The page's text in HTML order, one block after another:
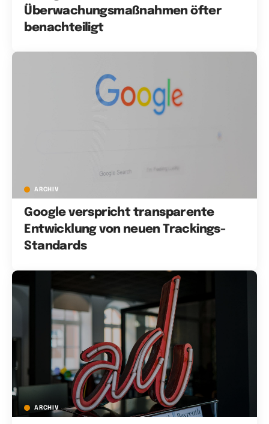
Überwachungsmaßnahmen öfter
benachteiligt
ARCHIV
Google verspricht transparente
Entwicklung von neuen Trackings-
Standards
ARCHIV